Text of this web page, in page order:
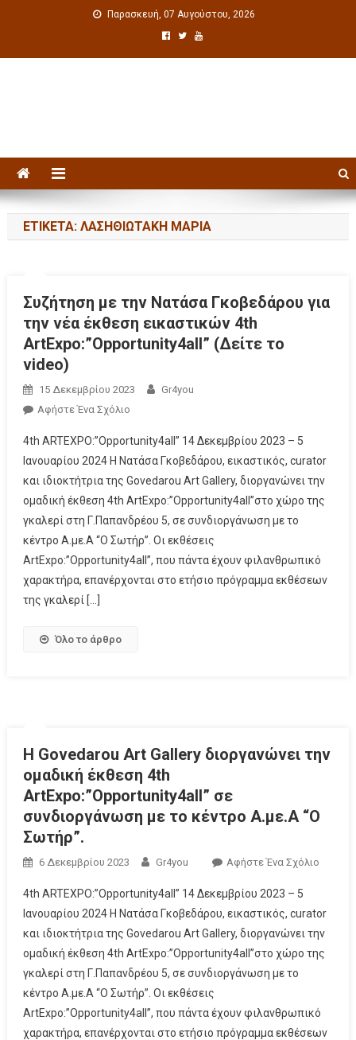
Παρασκευή, 07 Αυγούστου, 2026
ΕΤΙΚΈΤΑ: ΛΑΣΗΘΙΩΤΆΚΗ ΜΑΡΊΑ
Συζήτηση με την Νατάσα Γκοβεδάρου για
την νέα έκθεση εικαστικών 4th
ArtExpo:”Opportunity4all” (Δείτε το
video)
15 Δεκεμβρίου 2023
Gr4you
Αφήστε Ένα Σχόλιο
4th ARTEXPO:”Opportunity4all” 14 Δεκεμβρίου 2023 – 5
Ιανουαρίου 2024 Η Νατάσα Γκοβεδάρου, εικαστικός, curator
και ιδιοκτήτρια της Govedarou Art Gallery, διοργανώνει την
ομαδική έκθεση 4th ArtExpo:”Opportunity4all”στο χώρο της
γκαλερί στη Γ.Παπανδρέου 5, σε συνδιοργάνωση με το
κέντρο Α.με.Α “Ο Σωτήρ”. Οι εκθέσεις
ArtExpo:”Opportunity4all”, που πάντα έχουν φιλανθρωπικό
χαρακτήρα, επανέρχονται στο ετήσιο πρόγραμμα εκθέσεων
της γκαλερί […]
Όλο το άρθρο
Η Govedarou Art Gallery διοργανώνει την
ομαδική έκθεση 4th
ArtExpo:”Opportunity4all” σε
συνδιοργάνωση με το κέντρο Α.με.Α “Ο
Σωτήρ”.
6 Δεκεμβρίου 2023 Gr4you Αφήστε Ένα Σχόλιο
4th ARTEXPO:”Opportunity4all” 14 Δεκεμβρίου 2023 – 5
Ιανουαρίου 2024 Η Νατάσα Γκοβεδάρου, εικαστικός, curator
και ιδιοκτήτρια της Govedarou Art Gallery, διοργανώνει την
ομαδική έκθεση 4th ArtExpo:”Opportunity4all”στο χώρο της
γκαλερί στη Γ.Παπανδρέου 5, σε συνδιοργάνωση με το
κέντρο Α.με.Α “Ο Σωτήρ”. Οι εκθέσεις
ArtExpo:”Opportunity4all”, που πάντα έχουν φιλανθρωπικό
χαρακτήρα, επανέρχονται στο ετήσιο πρόγραμμα εκθέσεων